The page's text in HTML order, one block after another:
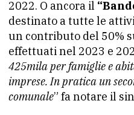
2022. O ancora il
destinato a tutte le
un contributo del 50%
effettuati nel 2023 e
425mila per famiglie e
imprese. In pratica un
comunale” fa notare il